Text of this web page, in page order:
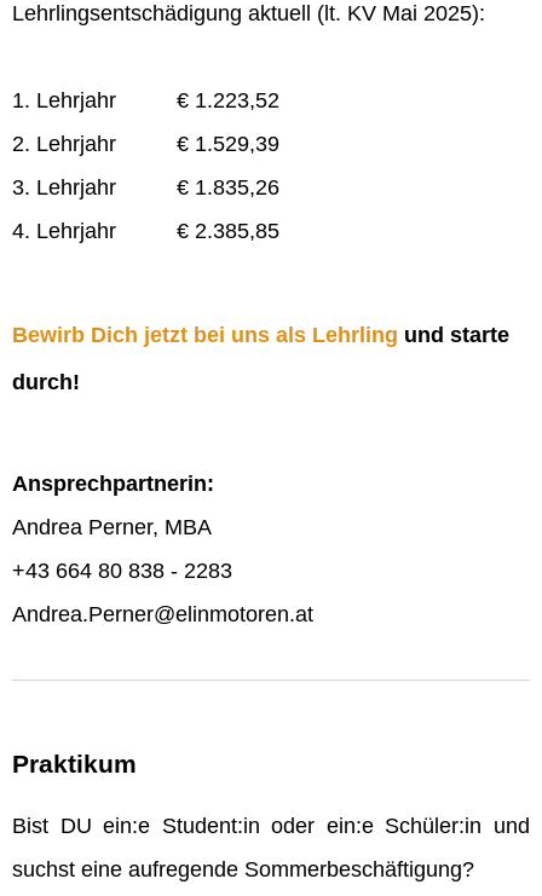
Lehrlingsentschädigung aktuell (lt. KV Mai 2025):
1. Lehrjahr € 1.223,52
2. Lehrjahr € 1.529,39
3. Lehrjahr € 1.835,26
4. Lehrjahr € 2.385,85
Bewirb Dich jetzt bei uns als Lehrling und starte
durch!
Ansprechpartnerin:
Andrea Perner, MBA
+43 664 80 838 - 2283
Andrea.Perner@elinmotoren.at
Praktikum
Bist DU ein:e Student:in oder ein:e Schüler:in und
suchst eine aufregende Sommerbeschäftigung?